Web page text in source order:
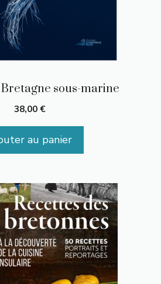
Bretagne sous-marine
38,00€
au panier